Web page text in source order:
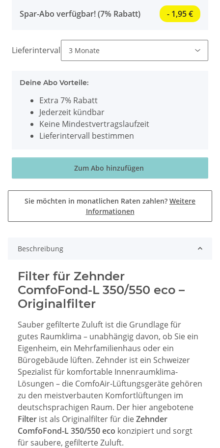
Spar-Abo verfügbar! (7% Rabatt) - 1,95 €
Lieferintervall
Deine Abo Vorteile:
Extra 7% Rabatt
Jederzeit kündbar
Keine Mindestvertragslaufzeit
Lieferintervall bestimmen
Zum Abo hinzufügen
Sie möchten in monatlichen Raten zahlen? Weitere
Informationen
Beschreibung
Filter für Zehnder
ComfoFond-L 350/550 eco –
Originalfilter
Sauber gefilterte Zuluft ist die Grundlage für
gutes Raumklima – unabhängig davon, ob Sie ein
Eigenheim, ein Mehrfamilienhaus oder ein
Bürogebäude lüften. Zehnder ist ein Schweizer
Spezialist für komfortable Innenraumklima-
Lösungen – die ComfoAir-Lüftungsgeräte gehören
zu den meistverbauten Komfortlüftungen im
deutschsprachigen Raum. Der hier angebotene
Filter ist als Originalfilter für dieZehnder
ComfoFond-L 350/550 eco konzipiert und sorgt
für saubere, gefilterte Zuluft.